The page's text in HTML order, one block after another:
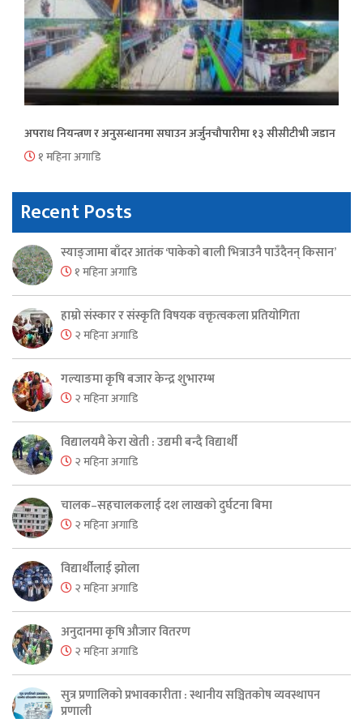
अपराध नियन्त्रण र अनुसन्धानमा सघाउन अर्जुनचौपारीमा १३ सीसीटीभी जडान
१ महिना अगाडि
Recent Posts
स्याङ्जामा बाँदर आतंक ‘पाकेको बाली भित्राउनै पाउँदैनन् किसान’
१ महिना अगाडि
हाम्रो संस्कार र संस्कृति विषयक वक्तृत्वकला प्रतियोगिता
२ महिना अगाडि
गल्याङमा कृषि बजार केन्द्र शुभारम्भ
२ महिना अगाडि
विद्यालयमै केरा खेती : उद्यमी बन्दै विद्यार्थी
२ महिना अगाडि
चालक–सहचालकलाई दश लाखको दुर्घटना बिमा
२ महिना अगाडि
विद्यार्थीलाई झोला
२ महिना अगाडि
अनुदानमा कृषि औजार वितरण
२ महिना अगाडि
सुत्र प्रणालिको प्रभावकारीता : स्थानीय सञ्चितकोष व्यवस्थापन
प्रणाली